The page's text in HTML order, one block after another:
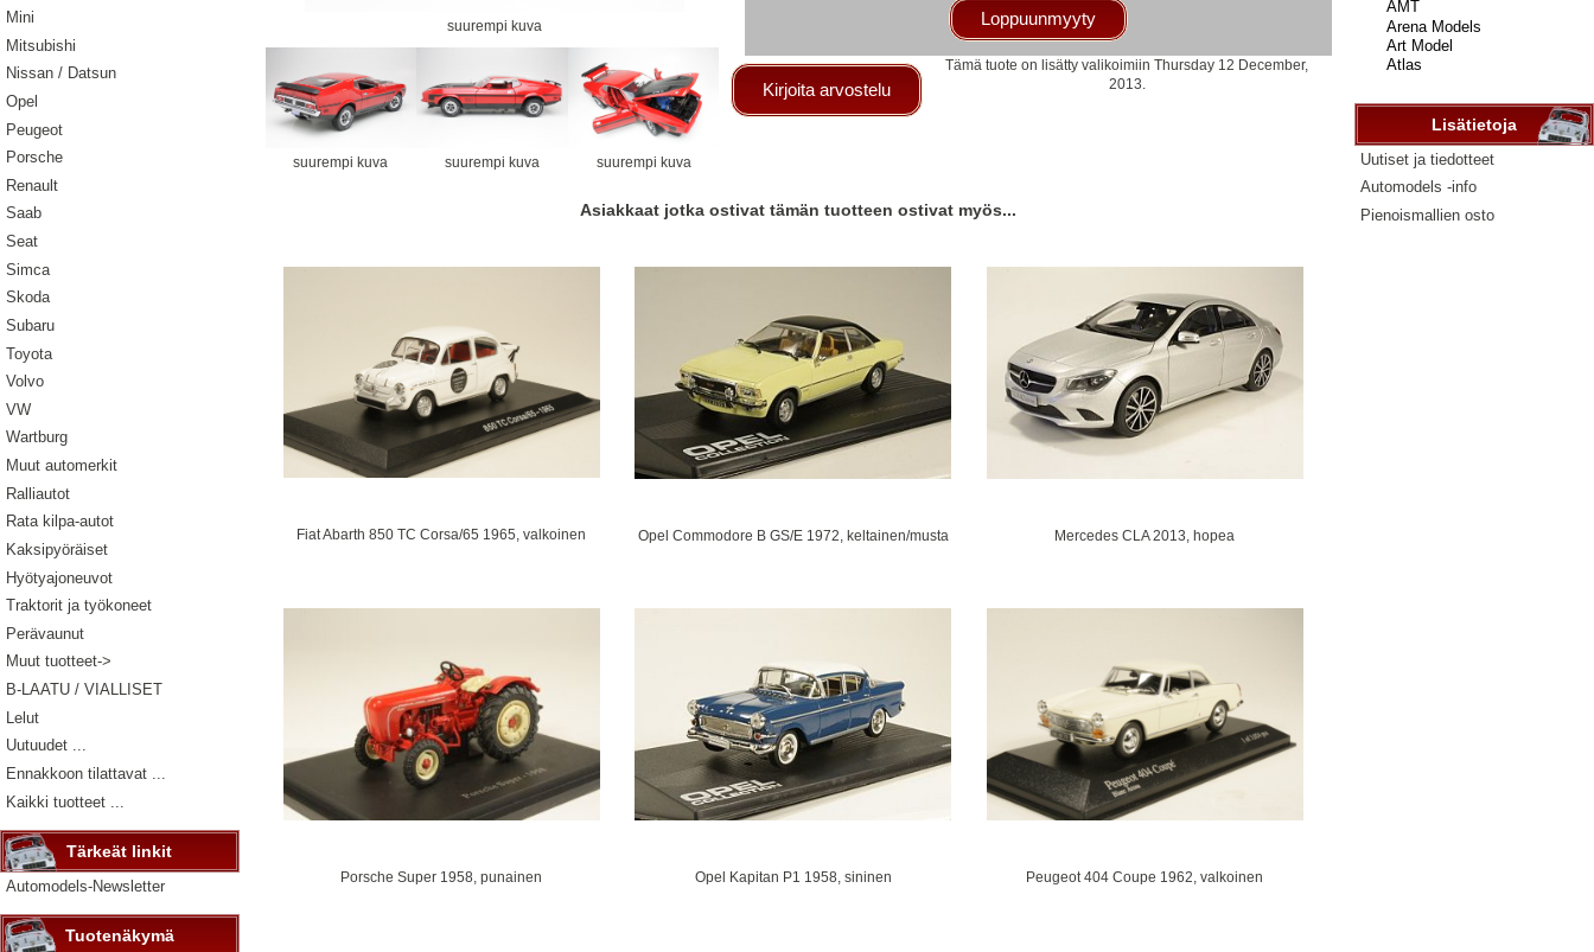
Mini
Mitsubishi
Nissan / Datsun
Opel
Peugeot
Porsche
Renault
Saab
Seat
Simca
Skoda
Subaru
Toyota
Volvo
VW
Wartburg
Muut automerkit
Ralliautot
Rata kilpa-autot
Kaksipyöräiset
Hyötyajoneuvot
Traktorit ja työkoneet
Perävaunut
Muut tuotteet->
B-LAATU / VIALLISET
Lelut
Uutuudet ...
Ennakkoon tilattavat ...
Kaikki tuotteet ...
Tärkeät linkit
Automodels-Newsletter
Tuotenäkymä
suurempi kuva
suurempi kuva suurempi kuva suurempi kuva
Loppuunmyyty
Kirjoita arvostelu
Tämä tuote on lisätty valikoimiin Thursday 12 December,
2013.
Asiakkaat jotka ostivat tämän tuotteen ostivat myös...
Fiat Abarth 850 TC Corsa/65 1965, valkoinen Opel Commodore B GS/E 1972, keltainen/musta Mercedes CLA 2013, hopea
Porsche Super 1958, punainen Opel Kapitan P1 1958, sininen Peugeot 404 Coupe 1962, valkoinen
Lisätietoja
Uutiset ja tiedotteet
Automodels -info
Pienoismallien osto